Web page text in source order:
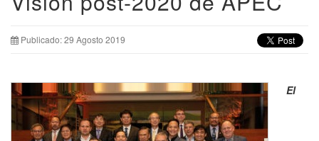
Publicado: 29 Agosto 2019
El